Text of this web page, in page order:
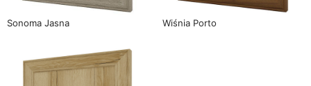
Sonoma Jasna Wiśnia Porto